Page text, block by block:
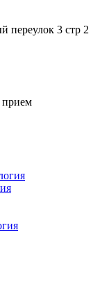
переулок 3 стр 2